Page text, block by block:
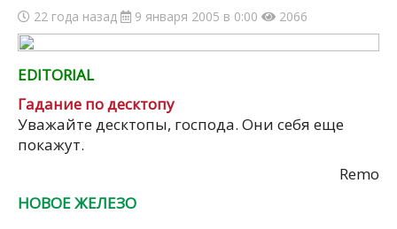
22 года назад 9 января 2005 в 0:00 2066
EDITORIAL
Гадание по десктопу
Уважайте десктопы, господа. Они себя еще
покажут.
Remo
НОВОЕ ЖЕЛЕЗО